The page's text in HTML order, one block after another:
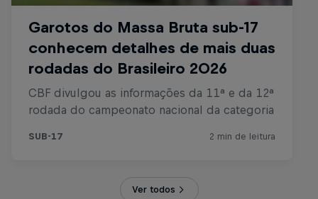
Ver todos